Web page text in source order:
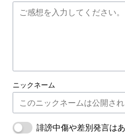
ニックネーム
誹謗中傷や差別発言はあ